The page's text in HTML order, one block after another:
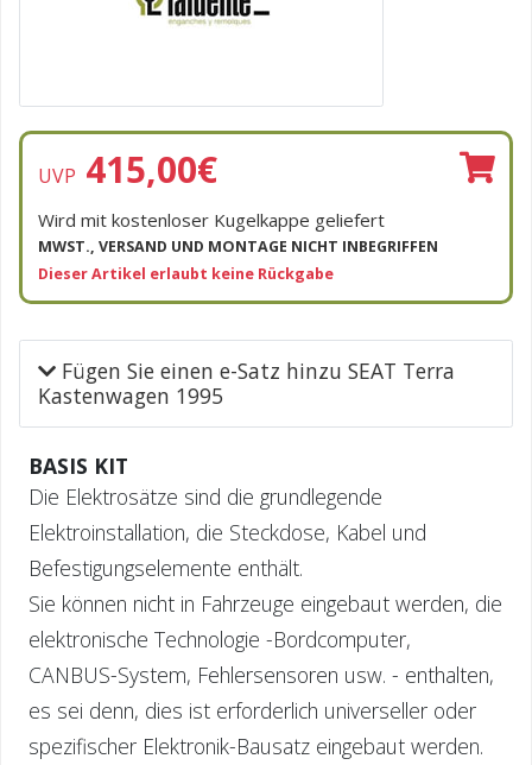
UVP 415,00€
Wird mit kostenloser Kugelkappe geliefert
MWST., VERSAND UND MONTAGE NICHT INBEGRIFFEN
Dieser Artikel erlaubt keine Rückgabe
Fügen Sie einen e-Satz hinzu SEAT Terra
Kastenwagen 1995
BASIS KIT
Die Elektrosätze sind die grundlegende
Elektroinstallation, die Steckdose, Kabel und
Befestigungselemente enthält.
Sie können nicht in Fahrzeuge eingebaut werden, die
elektronische Technologie -Bordcomputer,
CANBUS-System, Fehlersensoren usw. - enthalten,
es sei denn, dies ist erforderlich universeller oder
spezifischer Elektronik-Bausatz eingebaut werden.